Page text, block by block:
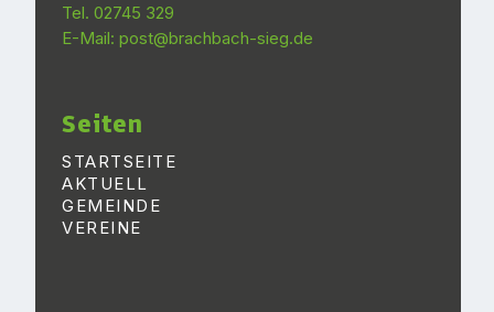
Tel. 02745 329
E-Mail: post@brachbach-sieg.de
Seiten
STARTSEITE
AKTUELL
GEMEINDE
VEREINE